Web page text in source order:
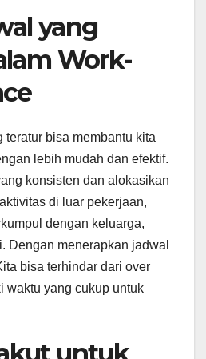
yang
Work-
teratur bisa membantu kita
lebih mudah dan efektif.
konsisten dan alokasikan
di luar pekerjaan,
dengan keluarga,
Dengan menerapkan jadwal
bisa terhindar dari over
waktu yang cukup untuk